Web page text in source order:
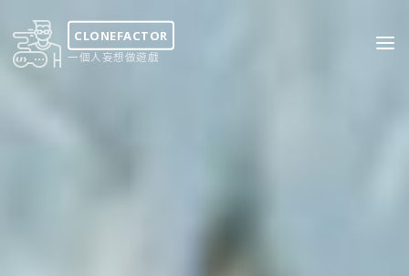
content
CLONEFACTOR
一個人妄想做遊戲